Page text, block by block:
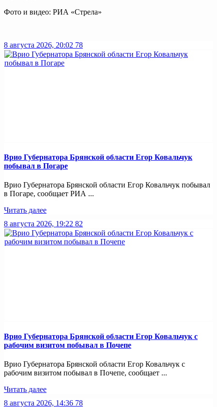
Фото и видео: РИА «Стрела»
8 августа 2026, 20:02 78
Врио Губернатора Брянской области Егор Ковальчук
побывал в Погаре
Врио Губернатора Брянской области Егор Ковальчук побывал
в Погаре, сообщает РИА ...
Читать далее
8 августа 2026, 19:22 82
Врио Губернатора Брянской области Егор Ковальчук с
рабочим визитом побывал в Почепе
Врио Губернатора Брянской области Егор Ковальчук с
рабочим визитом побывал в Почепе, сообщает ...
Читать далее
8 августа 2026, 14:36 78